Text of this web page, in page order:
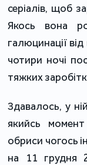
серіалів, щоб
Якось вона
галюцинації
чотири ночі
тяжких
Здавалось, у
якийсь
обриси чогось
на 11 грудня